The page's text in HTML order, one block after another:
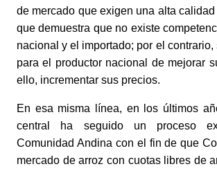
de mercado que exigen una alta
que demuestra que no existe
nacional y el importado; por el
para el productor nacional de mejorar
ello, incrementar sus precios.
En esa misma línea, en los últimos
central ha seguido un proceso
Comunidad Andina con el fin de que
mercado de arroz con cuotas libres de